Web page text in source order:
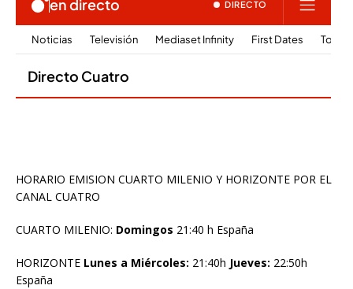
HORARIO EMISION CUARTO MILENIO Y HORIZONTE POR EL
CANAL CUATRO
CUARTO MILENIO: Domingos 21:40 h España
HORIZONTE Lunes a Miércoles: 21:40h Jueves: 22:50h
España